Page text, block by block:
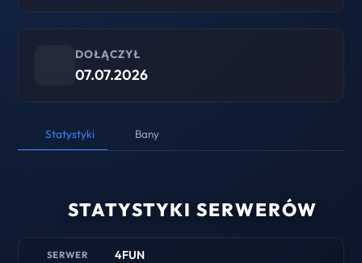
DOŁĄCZYŁ
07.07.2026
Statystyki Bany
STATYSTYKI SERWERÓW
SERWER 4FUN